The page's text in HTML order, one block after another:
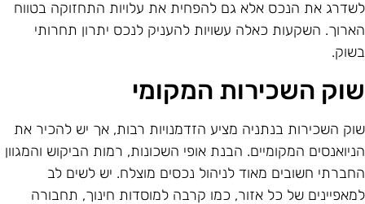
את הנכס אלא גם להפחית את עלויות התחזוקה בטווח
השקעות כאלה עשויות להעניק לנכס יתרון תחרותי
השכירות המקומי
השכירות בנתניה מציע הזדמנויות רבות, אך יש להכיר את
המקומיים. הבנת אופי השכונות, רמות הביקוש והמגוון
חשובים מאוד לניהול נכסים מוצלח. יש לשים לב
של כל אזור, כמו קרבה למוסדות חינוך, תחבורה